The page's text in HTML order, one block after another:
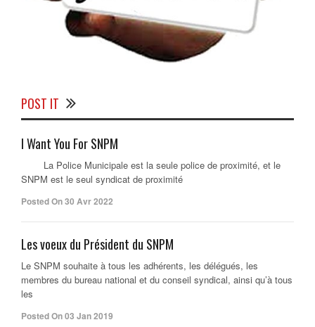
POST IT
I Want You For SNPM
La Police Municipale est la seule police de proximité, et le
SNPM est le seul syndicat de proximité
Posted On 30 Avr 2022
Les voeux du Président du SNPM
Le SNPM souhaite à tous les adhérents, les délégués, les
membres du bureau national et du conseil syndical, ainsi qu’à tous
les
Posted On 03 Jan 2019